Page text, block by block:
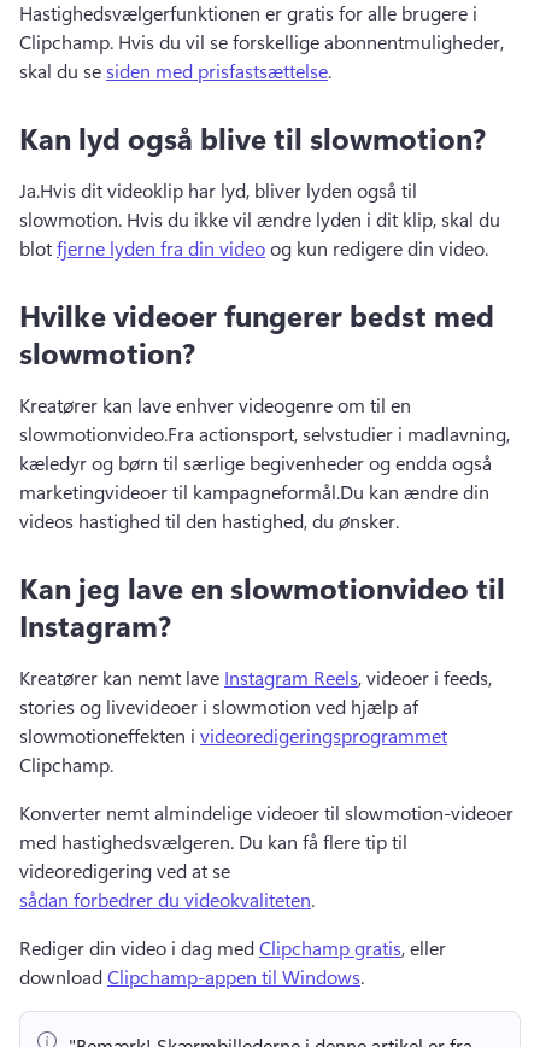
Hastighedsvælgerfunktionen er gratis for alle brugere i
Clipchamp. Hvis du vil se forskellige abonnentmuligheder,
skal du se siden med prisfastsættelse.
Kan lyd også blive til slowmotion?
Ja.Hvis dit videoklip har lyd, bliver lyden også til
slowmotion. Hvis du ikke vil ændre lyden i dit klip, skal du
blot fjerne lyden fra din video og kun redigere din video.
Hvilke videoer fungerer bedst med
slowmotion?
Kreatører kan lave enhver videogenre om til en
slowmotionvideo.Fra actionsport, selvstudier i madlavning,
kæledyr og børn til særlige begivenheder og endda også
marketingvideoer til kampagneformål.Du kan ændre din
videos hastighed til den hastighed, du ønsker.
Kan jeg lave en slowmotionvideo til
Instagram?
Kreatører kan nemt lave Instagram Reels, videoer i feeds,
stories og livevideoer i slowmotion ved hjælp af
slowmotioneffekten i videoredigeringsprogrammet
Clipchamp.
Konverter nemt almindelige videoer til slowmotion-videoer
med hastighedsvælgeren. Du kan få flere tip til
videoredigering ved at se
sådan forbedrer du videokvaliteten.
Rediger din video i dag med Clipchamp gratis, eller
download Clipchamp-appen til Windows.